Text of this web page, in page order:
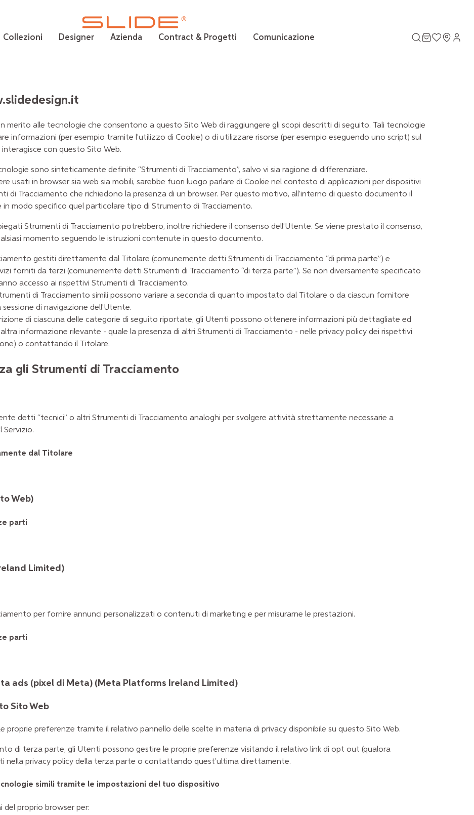
Collezioni Designer Azienda Contract & Progetti Comunicazione
alle tecnologie che consentono a questo Sito Web di raggiungere gli scopi descritti di seguito. Tali tecnologie
informazioni (per esempio tramite l’utilizzo di Cookie) o di utilizzare risorse (per esempio eseguendo uno script) sul
con questo Sito Web.
sono sinteticamente definite “Strumenti di Tracciamento”, salvo vi sia ragione di differenziare.
usati in browser sia web sia mobili, sarebbe fuori luogo parlare di Cookie nel contesto di applicazioni per dispositivi
di Tracciamento che richiedono la presenza di un browser. Per questo motivo, all’interno di questo documento il
modo specifico quel particolare tipo di Strumento di Tracciamento.
Strumenti di Tracciamento potrebbero, inoltre richiedere il consenso dell’Utente. Se viene prestato il consenso,
momento seguendo le istruzioni contenute in questo documento.
gestiti direttamente dal Titolare (comunemente detti Strumenti di Tracciamento “di prima parte”) e
forniti da terzi (comunemente detti Strumenti di Tracciamento “di terza parte”). Se non diversamente specificato
accesso ai rispettivi Strumenti di Tracciamento.
di Tracciamento simili possono variare a seconda di quanto impostato dal Titolare o da ciascun fornitore
di navigazione dell’Utente.
di ciascuna delle categorie di seguito riportate, gli Utenti possono ottenere informazioni più dettagliate ed
informazione rilevante - quale la presenza di altri Strumenti di Tracciamento - nelle privacy policy dei rispettivi
o contattando il Titolare.
gli Strumenti di Tracciamento
detti “tecnici” o altri Strumenti di Tracciamento analoghi per svolgere attività strettamente necessarie a
dal Titolare
Web)
parti
Limited)
per fornire annunci personalizzati o contenuti di marketing e per misurarne le prestazioni.
parti
ads (pixel di Meta) (Meta Platforms Ireland Limited)
Sito Web
proprie preferenze tramite il relativo pannello delle scelte in materia di privacy disponibile su questo Sito Web.
di terza parte, gli Utenti possono gestire le proprie preferenze visitando il relativo link di opt out (qualora
nella privacy policy della terza parte o contattando quest'ultima direttamente.
simili tramite le impostazioni del tuo dispositivo
proprio browser per: